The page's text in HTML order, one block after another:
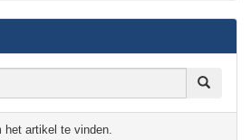
het artikel te vinden.